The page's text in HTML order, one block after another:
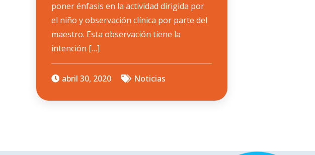
poner énfasis en la actividad dirigida por
el niño y observación clínica por parte del
maestro. Esta observación tiene la
intención […]
abril 30, 2020 Noticias